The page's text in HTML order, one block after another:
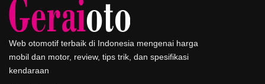
Web otomotif terbaik di Indonesia mengenai harga
mobil dan motor, review, tips trik, dan spesifikasi
kendaraan